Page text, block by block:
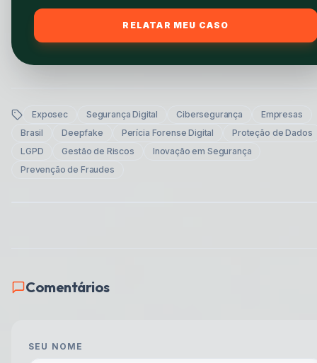
RELATAR MEU CASO
Exposec Segurança Digital Cibersegurança
Empresas
Brasil
Deepfake Perícia Forense Digital
Proteção de Dados
LGPD
Gestão de Riscos
Inovação em Segurança
Prevenção de Fraudes
Comentários
SEU NOME